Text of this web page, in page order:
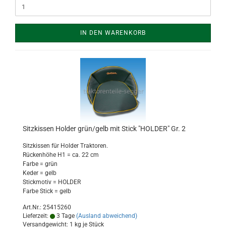
IN DEN WARENKORB
Sitzkissen Holder grün/gelb mit Stick "HOLDER" Gr. 2
Sitzkissen für Holder Traktoren.
Rückenhöhe H1 = ca. 22 cm
Farbe = grün
Keder = gelb
Stickmotiv = HOLDER
Farbe Stick = gelb
Art.Nr.: 25415260
Lieferzeit:
3 Tage (Ausland abweichend)
Versandgewicht: 1 kg je Stück